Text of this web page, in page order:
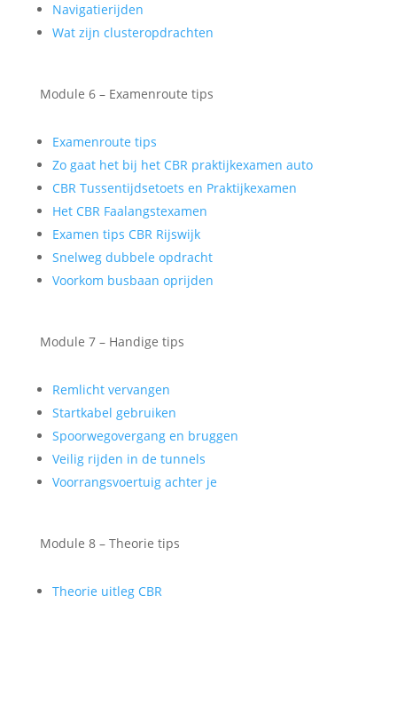
Navigatierijden
Wat zijn clusteropdrachten
Module 6 – Examenroute tips
Examenroute tips
Zo gaat het bij het CBR praktijkexamen auto
CBR Tussentijdsetoets en Praktijkexamen
Het CBR Faalangstexamen
Examen tips CBR Rijswijk
Snelweg dubbele opdracht
Voorkom busbaan oprijden
Module 7 – Handige tips
Remlicht vervangen
Startkabel gebruiken
Spoorwegovergang en bruggen
Veilig rijden in de tunnels
Voorrangsvoertuig achter je
Module 8 – Theorie tips
Theorie uitleg CBR